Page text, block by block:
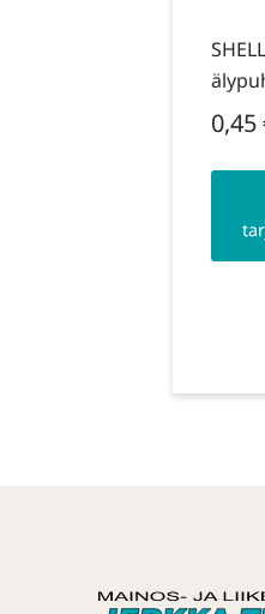
0,45